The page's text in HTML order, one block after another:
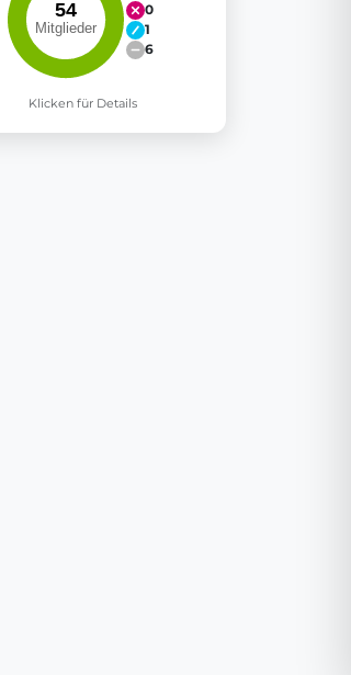
0
1
6
Klicken für Details